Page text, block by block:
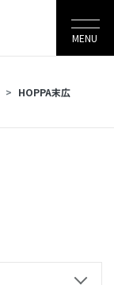
MENU
HOPPA末広